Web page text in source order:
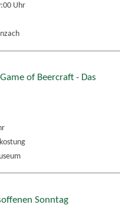
Uhr
of Beercraft - Das
Sonntag